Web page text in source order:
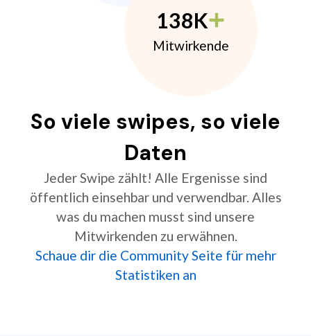
138K
Mitwirkende
So viele swipes, so viele
Daten
Jeder Swipe zählt! Alle Ergenisse sind
öffentlich einsehbar und verwendbar. Alles
was du machen musst sind unsere
Mitwirkenden zu erwähnen.
Schaue dir die Community Seite für mehr
Statistiken an